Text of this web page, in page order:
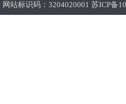
站标识码：3204020001 苏ICP备